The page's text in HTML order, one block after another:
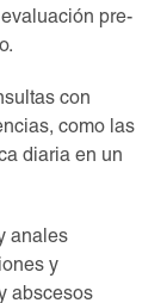
pre-
con
como las
diaria en un
anales
y
abscesos